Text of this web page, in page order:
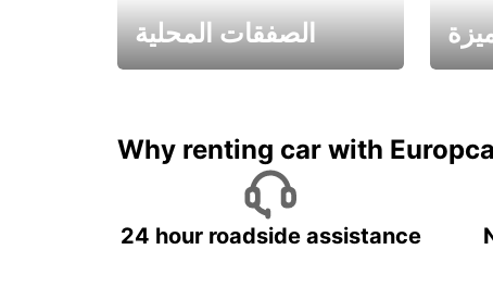
الصفقات المحلية
Why renting car with
24 hour roadside assistance